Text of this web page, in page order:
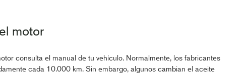
motor
consulta el manual de tu vehículo. Normalmente, los fabricantes
cada 10.000 km. Sin embargo, algunos cambian el aceite